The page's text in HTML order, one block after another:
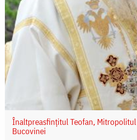
Înaltpreasfințitul Teofan,
Bucovinei